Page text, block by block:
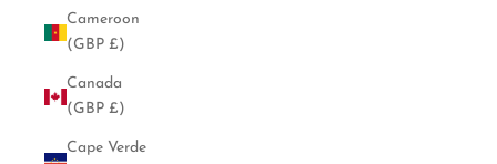
Cameroon
(GBP £)
Canada
(GBP £)
Cape Verde